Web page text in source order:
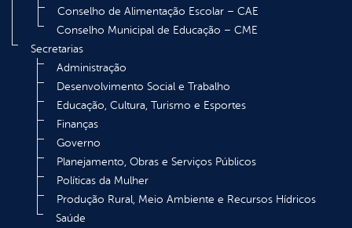
Conselho de Alimentação Escolar – CAE
Conselho Municipal de Educação – CME
Secretarias
Administração
Desenvolvimento Social e Trabalho
Educação, Cultura, Turismo e Esportes
Finanças
Governo
Planejamento, Obras e Serviços Públicos
Políticas da Mulher
Produção Rural, Meio Ambiente e Recursos Hídricos
Saúde